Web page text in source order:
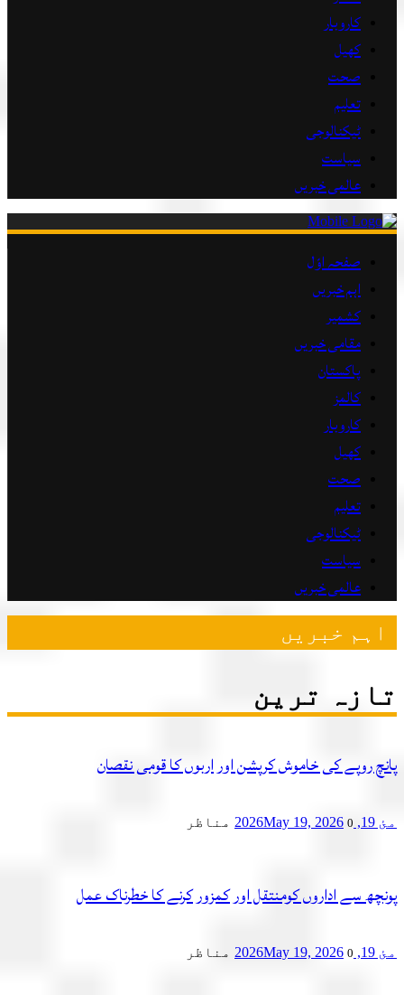
کاروبار
کھیل
صحت
تعلیم
ٹیکنالوجی
سیاست
عالمی خبریں
صفحہ اوّل
اہم خبریں
کشمیر
مقامی خبریں
پاکستان
کالمز
کاروبار
کھیل
صحت
تعلیم
ٹیکنالوجی
سیاست
عالمی خبریں
خبریں
ترین
روپے کی خاموش کرپشن اور اربوں کا قومی نقصان
May 19, 2026 0 مناظر
سے اداروں کومنتقل اور کمزور کرنے کا خطرناک عمل
May 19, 2026 0 مناظر